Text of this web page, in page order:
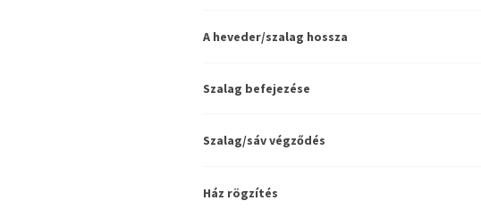
A heveder/szalag hossza
Szalag befejezése
Szalag/sáv végződés
Ház rögzítés